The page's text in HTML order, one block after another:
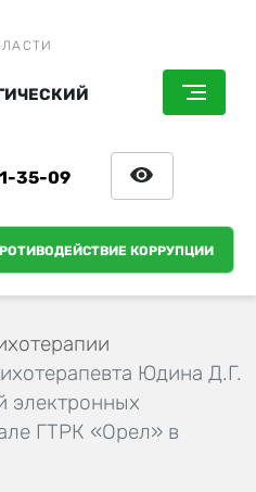
35-09
КОРРУПЦИИ
Юдина Д.Г.
электронных
ГТРК «Орел» в